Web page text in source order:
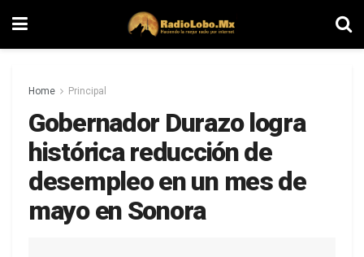
Home Principal
Gobernador Durazo logra
histórica reducción de
desempleo en un mes de
mayo en Sonora